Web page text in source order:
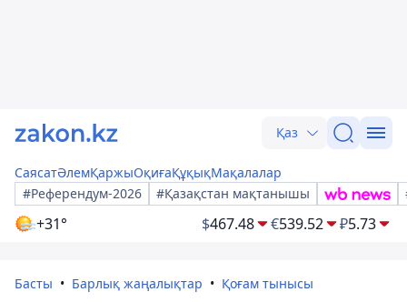
Қаз
СаясатӘлемҚаржыОқиғаҚұқықМақалалар
#Референдум-2026
#Қазақстан мақтанышы
+31° $467.48 €539.52 ₽5.73
Басты Барлық жаңалықтар Қоғам тынысы